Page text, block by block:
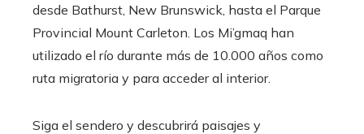
desde Bathurst, New Brunswick, hasta el Parque
Provincial Mount Carleton. Los Mi’gmaq han
utilizado el río durante más de 10.000 años como
ruta migratoria y para acceder al interior.
Siga el sendero y descubrirá paisajes y